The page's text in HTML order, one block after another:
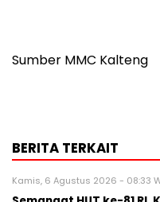
Sumber MMC Kalteng
BERITA TERKAIT
Kamis, 6 Agustus 2026 - 08:33